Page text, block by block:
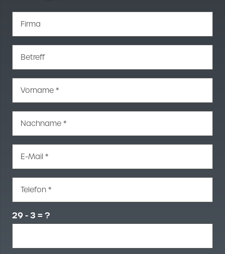
Firma
Betreff
Vorname *
Nachname *
E-Mail *
Telefon *
29 - 3 = ?